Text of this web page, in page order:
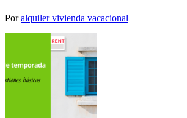
Poralquiler vivienda vacacional